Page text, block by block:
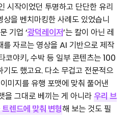
시작이었던 투명하고 단단한 유리
을 벤치마킹한 사례도 있었습니
기업 ‘광덕레이저’는 칼이 아닌 레
를 자르는 영상을 AI 기반으로 제작
코야키, 수박 등 일부 콘텐츠는 100
도 했고요. 다소 무겁고 전문적으
미지를 유행 포맷에 맞춰 풀어낸
을 그대로 베끼는 게 아니라우리 브
렌드에 맞춰 변형해 보는 것도 필